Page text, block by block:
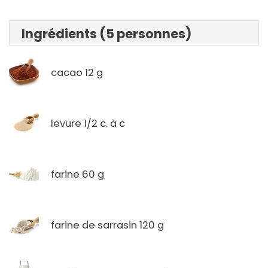
Ingrédients (5 personnes)
cacao 12 g
levure 1/2 c. à c
farine 60 g
farine de sarrasin 120 g